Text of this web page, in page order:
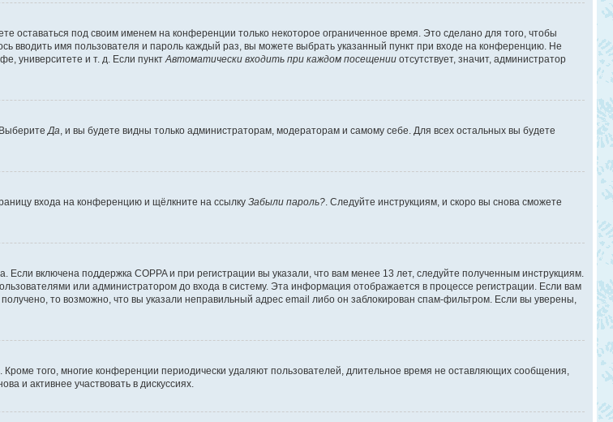
оставаться под своим именем на конференции только некоторое ограниченное время. Это сделано для того, чтобы
вводить имя пользователя и пароль каждый раз, вы можете выбрать указанный пункт при входе на конференцию. Не
университете и т. д. Если пункт Автоматически входить при каждом посещении отсутствует, значит, администратор
. Выберите Да , и вы будете видны только администраторам, модераторам и самому себе. Для всех остальных вы будете
входа на конференцию и щёлкните на ссылку Забыли пароль? . Следуйте инструкциям, и скоро вы снова сможете
включена поддержка COPPA и при регистрации вы указали, что вам менее 13 лет, следуйте полученным инструкциям.
или администратором до входа в систему. Эта информация отображается в процессе регистрации. Если вам
то возможно, что вы указали неправильный адрес email либо он заблокирован спам-фильтром. Если вы уверены,
того, многие конференции периодически удаляют пользователей, длительное время не оставляющих сообщения,
и активнее участвовать в дискуссиях.